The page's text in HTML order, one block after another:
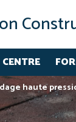
CENTRE
haute